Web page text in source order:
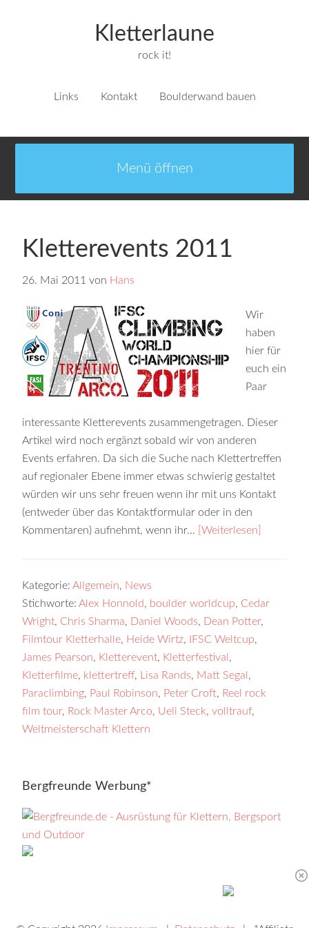
Kletterlaune
rock it!
Links Kontakt Boulderwand bauen
Kletterevents 2011
26. Mai 2011 von Hans
Wir
haben
hier für
euch ein
Paar
interessante Kletterevents zusammengetragen. Dieser
Artikel wird noch ergänzt sobald wir von anderen
Events erfahren. Da sich die Suche nach Klettertreffen
auf regionaler Ebene immer etwas schwierig gestaltet
würden wir uns sehr freuen wenn ihr mit uns Kontakt
(entweder über das Kontaktformular oder in den
Kommentaren) aufnehmt, wenn ihr…
[Weiterlesen]
Kategorie:Allgemein, News
Stichworte:Alex Honnold, boulder worldcup, Cedar
Wright, Chris Sharma, Daniel Woods, Dean Potter,
Filmtour Kletterhalle, Heide Wirtz, IFSC Weltcup,
James Pearson, Kletterevent, Kletterfestival ,
Kletterfilme, klettertreff, Lisa Rands, Matt Segal ,
Paraclimbing, Paul Robinson, Peter Croft, Reel rock
film tour, Rock Master Arco, Ueli Steck,volltrauf,
Weltmeisterschaft Klettern
Bergfreunde Werbung*